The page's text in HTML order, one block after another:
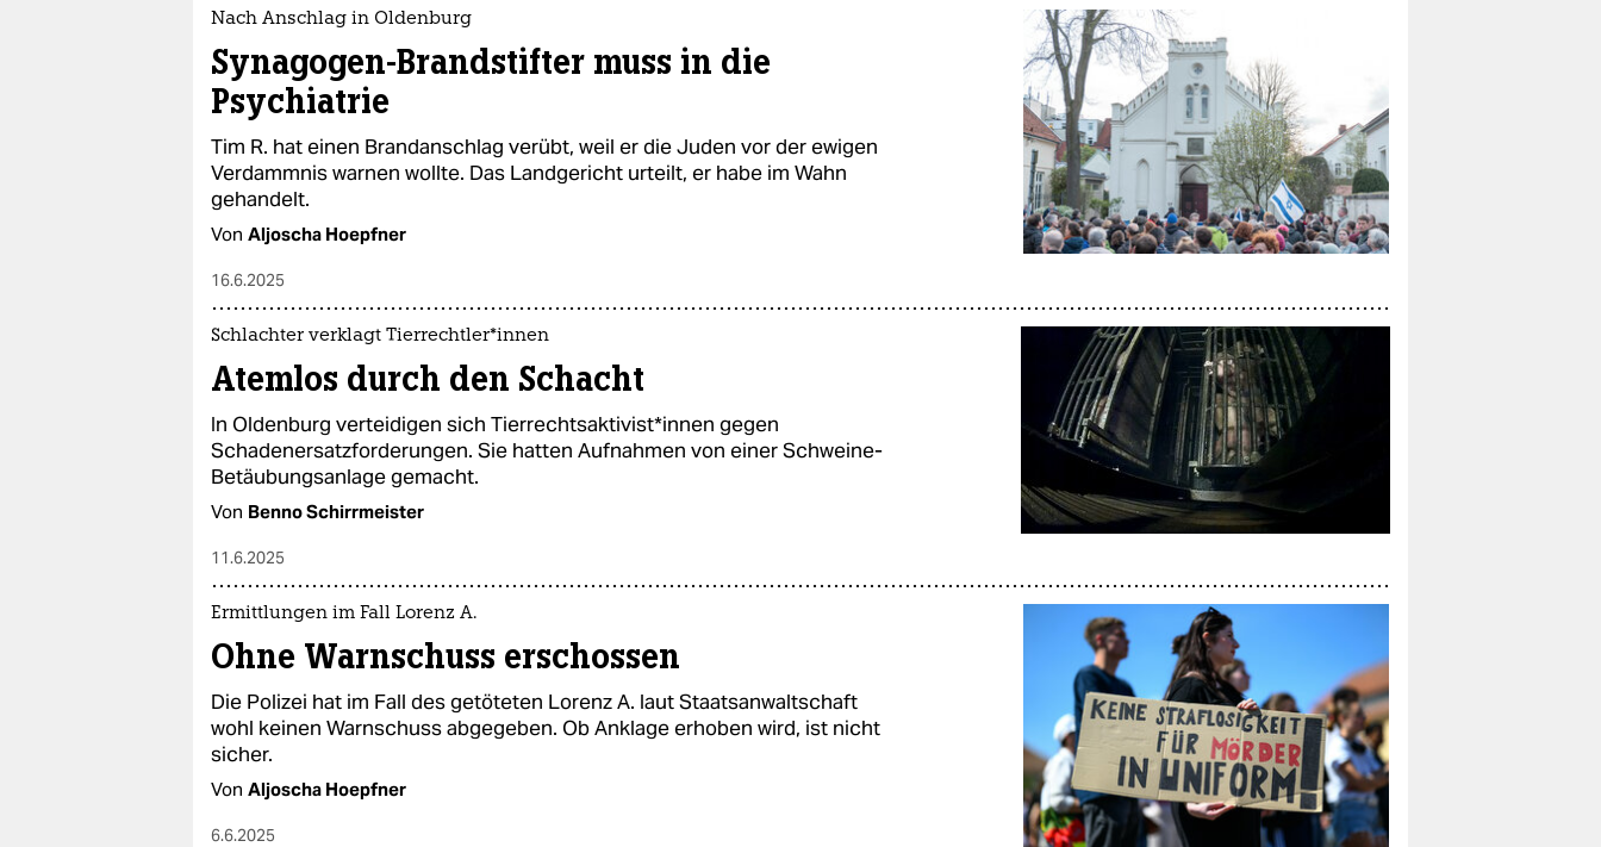
epaper login
Nach Anschlag in Oldenburg
Synagogen-Brandstifter muss in die
Psychiatrie
Tim R. hat einen Brandanschlag verübt, weil er die Juden vor der ewigen
Verdammnis warnen wollte. Das Landgericht urteilt, er habe im Wahn
gehandelt.
Von Aljoscha Hoepfner
16.6.2025
Schlachter verklagt Tier­rechtler*innen
Atemlos durch den Schacht
In Oldenburg verteidigen sich Tierrechtsaktivist*in­nen gegen
Schadenersatzforderungen. Sie hatten Aufnahmen von einer Schweine-
Betäubungsanlage gemacht.
Von Benno Schirrmeister
11.6.2025
Ermittlungen im Fall Lorenz A.
Ohne Warnschuss erschossen
Die Polizei hat im Fall des getöteten Lorenz A. laut Staatsanwaltschaft
wohl keinen Warnschuss abgegeben. Ob Anklage erhoben wird, ist nicht
sicher.
Von Aljoscha Hoepfner
6.6.2025